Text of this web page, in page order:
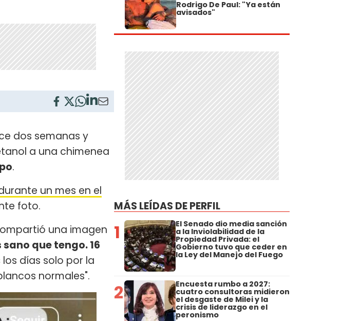
dos semanas y
a una chimenea
.
un mes en el
foto.
una imagen
que tengo. 16
días solo por la
normales".
Rodrigo De Paul: "Ya están
avisados"
MÁS LEÍDAS DE PERFIL
1 El Senado dio media sanción
a la Inviolabilidad de la
Propiedad Privada: el
Gobierno tuvo que ceder en
la Ley del Manejo del Fuego
2 Encuesta rumbo a 2027:
cuatro consultoras midieron
el desgaste de Milei y la
crisis de liderazgo en el
peronismo